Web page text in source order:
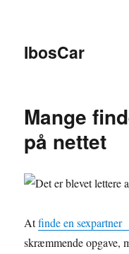
IbosCar
Mange
på nettet
Atfinde en sexpartner
skræmmende opgave,